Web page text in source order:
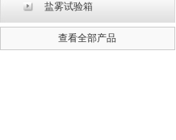
盐雾试验箱
查看全部产品